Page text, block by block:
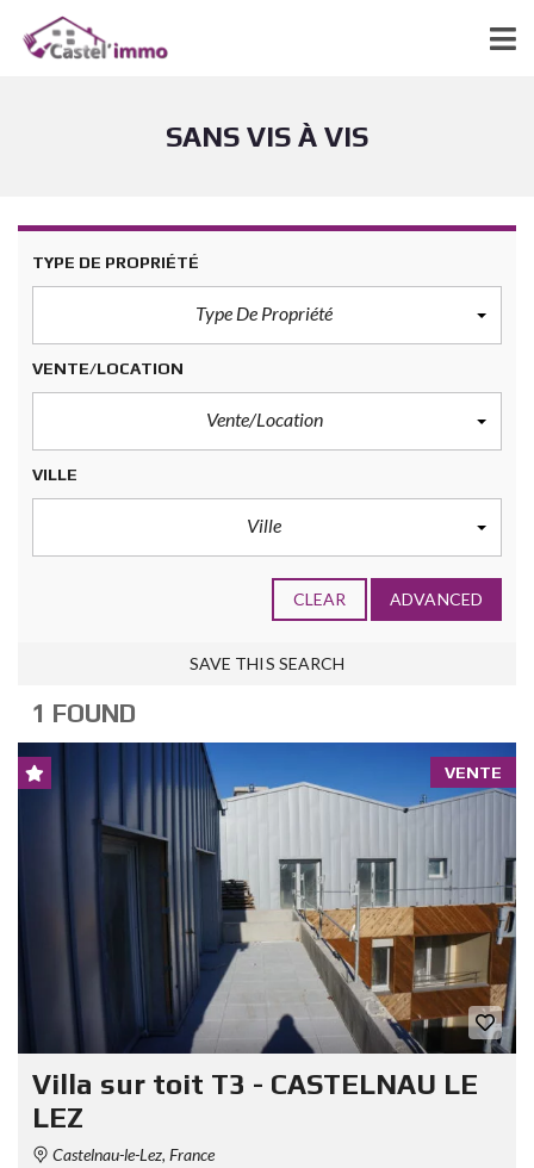
SANS VIS À VIS
TYPE DE PROPRIÉTÉ
Type De Propriété
VENTE/LOCATION
Vente/Location
VILLE
Ville
CLEAR ADVANCED
SAVE THIS SEARCH
1 FOUND
VENTE
Villa sur toit T3 - CASTELNAU LE
LEZ
Castelnau-le-Lez, France